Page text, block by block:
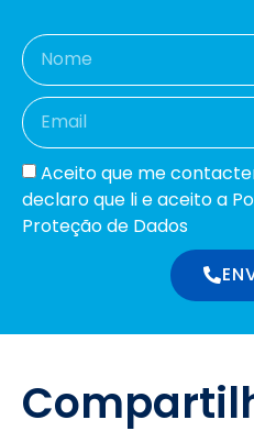
Aceito que me
declaro que li e aceito a
Proteção de Dados